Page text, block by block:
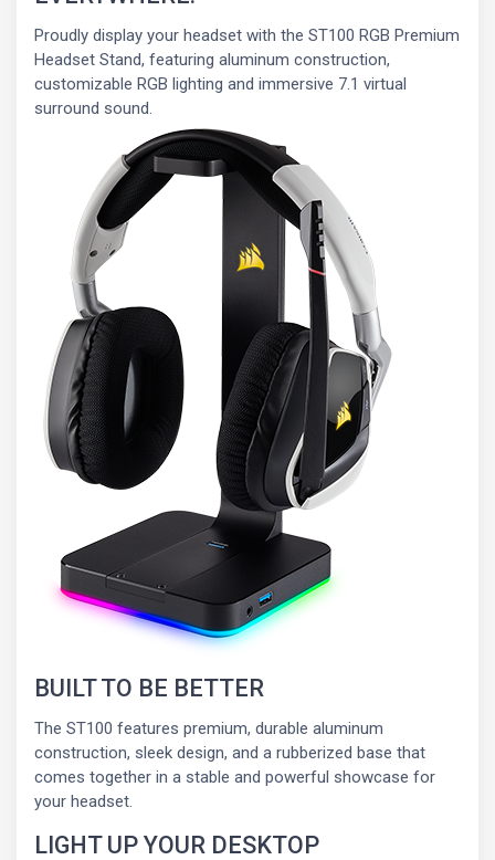
Proudly display your headset with the ST100 RGB Premium
Headset Stand, featuring aluminum construction,
customizable RGB lighting and immersive 7.1 virtual
surround sound.
BUILT TO BE BETTER
The ST100 features premium, durable aluminum
construction, sleek design, and a rubberized base that
comes together in a stable and powerful showcase for
your headset.
LIGHT UP YOUR DESKTOP